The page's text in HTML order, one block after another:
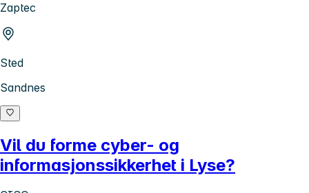
Zaptec
Sted
Sandnes
Vil du forme cyber- og
informasjonssikkerhet i Lyse?